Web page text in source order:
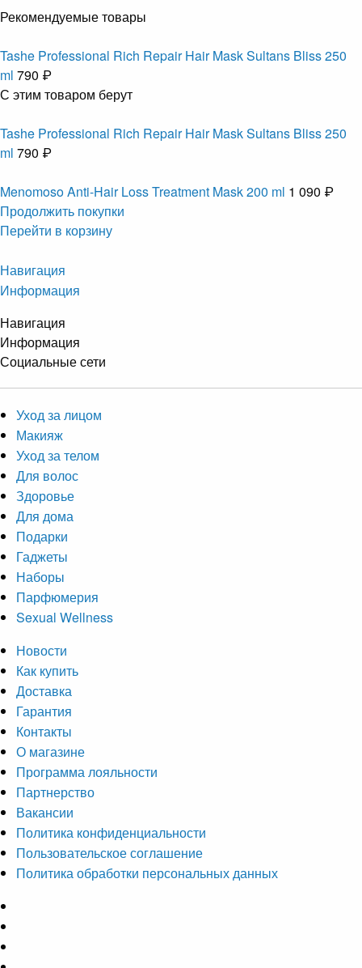
Рекомендуемые товары
Tashe Professional Rich Repair Hair Mask Sultans Bliss 250
ml 790 ₽
С этим товаром берут
Tashe Professional Rich Repair Hair Mask Sultans Bliss 250
ml 790 ₽
Menomoso Anti-Hair Loss Treatment Mask 200 ml 1 090 ₽
Продолжить покупки
Перейти в корзину
Навигация
Информация
Навигация
Информация
Социальные сети
Уход за лицом
Макияж
Уход за телом
Для волос
Здоровье
Для дома
Подарки
Гаджеты
Наборы
Парфюмерия
Sexual Wellness
Новости
Как купить
Доставка
Гарантия
Контакты
О магазине
Программа лояльности
Партнерство
Вакансии
Политика конфиденциальности
Пользовательское соглашение
Политика обработки персональных данных